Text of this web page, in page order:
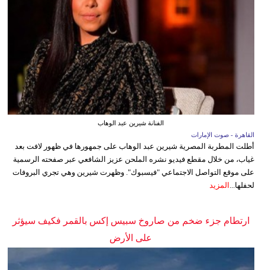
الفنانة شيرين عبد الوهاب
القاهرة - صوت الإمارات
أطلت المطربة المصرية شيرين عبد الوهاب على جمهورها في ظهور لافت بعد
غياب، من خلال مقطع فيديو نشره الملحن عزيز الشافعي عبر صفحته الرسمية
على موقع التواصل الاجتماعي "فيسبوك". وظهرت شيرين وهي تجري البروفات
لحفلها... المزيد
ارتطام جزء ضخم من صاروخ سبيس إكس بالقمر فكيف سيؤثر
على الأرض